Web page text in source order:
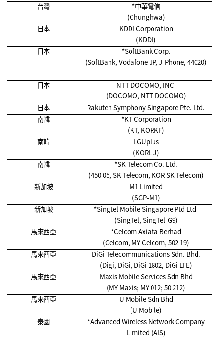
台灣
*中華電信
(Chunghwa)
日本
KDDI Corporation
(KDDI)
日本
*SoftBank Corp.
(SoftBank, Vodafone JP, J-Phone, 44020)
日本
NTT DOCOMO, INC.
(DOCOMO, NTT DOCOMO)
日本
Rakuten Symphony Singapore Pte. Ltd.
南韓
*KT Corporation
(KT, KORKF)
南韓
LGUplus
(KORLU)
南韓
*SK Telecom Co. Ltd.
(450 05, SK Telecom, KOR SK Telecom)
新加坡
M1 Limited
(SGP-M1)
新加坡
*Singtel Mobile Singapore Ptd Ltd.
(SingTel, SingTel-G9)
馬來西亞
*Celcom Axiata Berhad
(Celcom, MY Celcom, 502 19)
馬來西亞
DiGi Telecommunications Sdn. Bhd.
(Digi, DiGi, DiGi 1802, DiGi LTE)
馬來西亞
Maxis Mobile Services Sdn Bhd
(MY Maxis; MY 012; 50 212)
馬來西亞
U Mobile Sdn Bhd
(U Mobile)
泰國
*Advanced Wireless Network Company
Limited (AIS)